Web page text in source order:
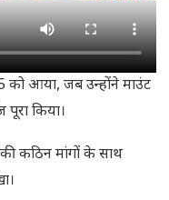
को आया, जब उन्होंने माउंट
किया।
की कठिन मांगों के साथ